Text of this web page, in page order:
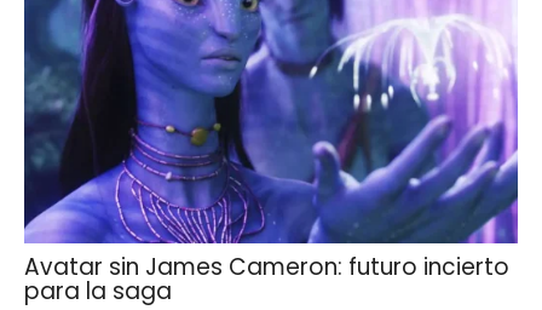
Avatar sin James Cameron: futuro incierto
para la saga